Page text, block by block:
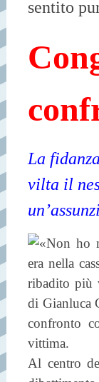
sentito
La
vilta il
«Non ho
era nella
ribadito più
di Gianluca
confronto
vittima.
Al centro